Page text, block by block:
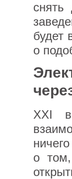
будет
о
XXI
о том,